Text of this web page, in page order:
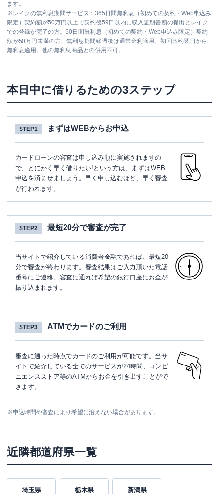
ます。
※ レイクの無利息期間サービス：365日間無利息（初めての契約・Web申込み
限定）契約額が50万円以上で契約後59日以内に収入証明書類の提出とレイク
での登録が完了の方。60日間無利息（初めての契約・Web申込み限定）契約
額が50万円未満の方。無利息期間経過後は通常金利適用。初回契約翌日から
無利息適用。他の無利息商品との併用不可。
本日中に借りるための3ステップ
STEP1 まずはWEBからお申込
カードローンの審査は申し込み順に実施されますの
で、とにかく早く借りたい!という方は、まずはWEB
申込を済ませましょう。早く申し込むほど、早く審査
が行われます。
STEP2 最短20分で審査が完了
当サイトで紹介している消費者金融であれば、最短20
分で審査が終わります。審査結果はご入力頂いた電話
番号にご連絡。審査に通れば希望の銀行口座にお金が
振り込まれます。
STEP3 ATMでカードのご利用
審査に通った時点でカードのご利用が可能です。当サ
イトで紹介している全てのサービスが24時間、コンビ
ニエンスストア等のATMからお金を引き出すことがで
きます。
※申込時間や審査により希望に沿えない場合があります。
近隣都道府県一覧
埼玉県 栃木県 新潟県